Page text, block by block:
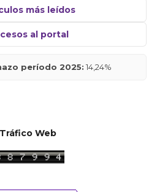
más leídos
al portal
período 2025: 14,24%
Tráfico Web